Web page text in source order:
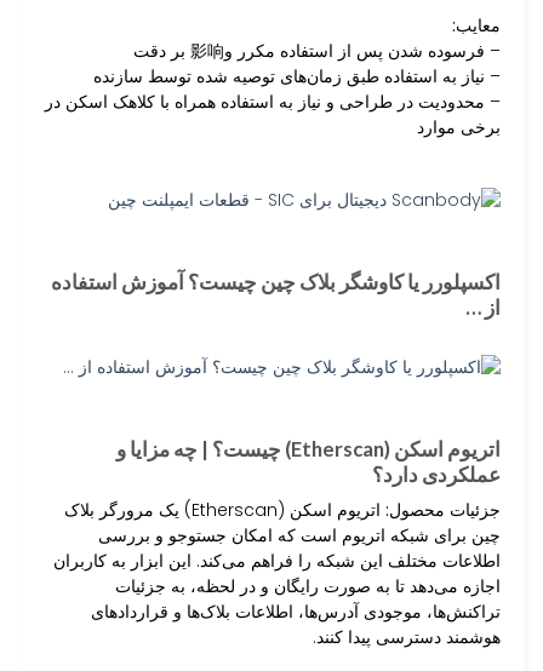
معایب:
– فرسوده شدن پس از استفاده مکرر و影响 بر دقت
– نیاز به استفاده طبق زمان‌های توصیه شده توسط سازنده
– محدودیت در طراحی و نیاز به استفاده همراه با کلاهک اسکن در
برخی موارد
اکسپلورر یا کاوشگر بلاک چین چیست؟ آموزش استفاده
از …
اتریوم اسکن (Etherscan) چیست؟ | چه مزایا و
عملکردی دارد؟
جزئیات محصول:
اتریوم اسکن (Etherscan) یک مرورگر بلاک
چین برای شبکه اتریوم است که امکان جستوجو و بررسی
اطلاعات مختلف این شبکه را فراهم می‌کند. این ابزار به کاربران
اجازه می‌دهد تا به صورت رایگان و در لحظه، به جزئیات
تراکنش‌ها، موجودی آدرس‌ها، اطلاعات بلاک‌ها و قراردادهای
هوشمند دسترسی پیدا کنند.